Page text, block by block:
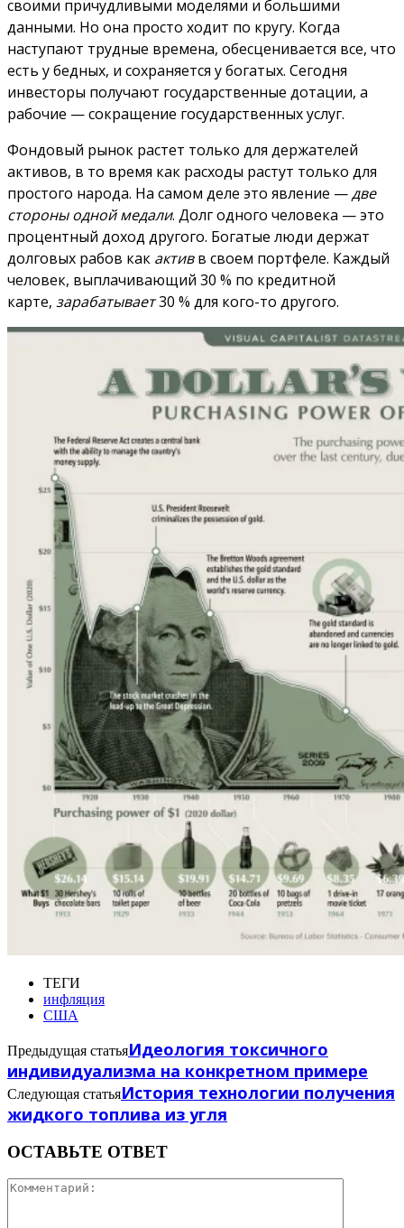
своими причудливыми моделями и большими
данными. Но она просто ходит по кругу. Когда
наступают трудные времена, обесценивается все, что
есть у бедных, и сохраняется у богатых. Сегодня
инвесторы получают государственные дотации, а
рабочие — сокращение государственных услуг.
Фондовый рынок растет только для держателей
активов, в то время как расходы растут только для
простого народа. На самом деле это явление —две
стороны одной медали. Долг одного человека — это
процентный доход другого. Богатые люди держат
долговых рабов как активв своем портфеле. Каждый
человек, выплачивающий 30 % по кредитной
карте, зарабатывает30 % для кого-то другого.
ТЕГИ
инфляция
США
Предыдущая статьяИдеология токсичного
индивидуализма на конкретном примере
Следующая статьяИстория технологии получения
жидкого топлива из угля
ОСТАВЬТЕ ОТВЕТ